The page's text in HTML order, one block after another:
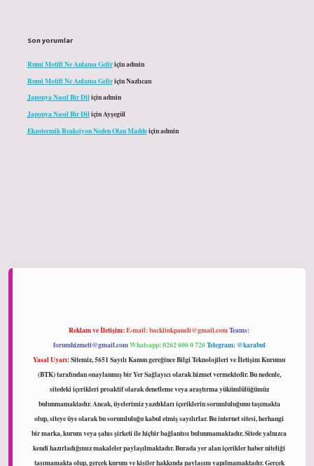
Son yorumlar
Rumi Motifi Ne Anlama Geliriçinadmin
Rumi Motifi Ne Anlama GeliriçinNazlıcan
Japonya Nasıl Bir Diliçinadmin
Japonya Nasıl Bir DiliçinAyşegül
Ekzotermik Reaksiyon Neden Olan Maddeiçinadmin
Reklam ve İletişim:E-mail:backlinkpaneli@gmail.comTeams:
forumhizmeti@gmail.comWhatsapp: 0262 606 0 726Telegram: @karabul
Yasal Uyarı:Sitemiz, 5651 Sayılı Kanun gereğince Bilgi Teknolojileri ve İletişim Kurumu
(BTK) tarafından onaylanmış bir Yer Sağlayıcı olarak hizmet vermektedir. Bu nedenle,
sitedeki içerikleri proaktif olarak denetleme veya araştırma yükümlülüğümüz
bulunmamaktadır. Ancak, üyelerimiz yazdıkları içeriklerin sorumluluğunu taşımakta
olup, siteye üye olarak bu sorumluluğu kabul etmiş sayılırlar. Bu internet sitesi, herhangi
bir marka, kurum veya şahıs şirketi ile hiçbir bağlantısı bulunmamaktadır. Sitede yalnızca
kendi hazırladığımız makaleler paylaşılmaktadır. Burada yer alan içerikler haber niteliği
taşımamakta olup, gerçek kurum ve kişiler hakkında paylaşım yapılmamaktadır. Gerçek